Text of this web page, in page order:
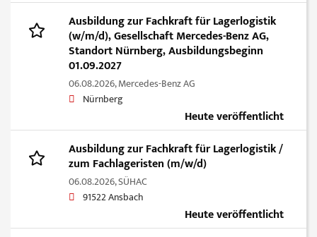
Ausbildung zur Fachkraft für Lagerlogistik
(w/m/d), Gesellschaft Mercedes-Benz AG,
Standort Nürnberg, Ausbildungsbeginn
01.09.2027
06.08.2026,Mercedes-Benz AG
Nürnberg
Heute veröffentlicht
Ausbildung zur Fachkraft für Lagerlogistik /
zum Fachlageristen (m/w/d)
06.08.2026,SÜHAC
91522 Ansbach
Heute veröffentlicht